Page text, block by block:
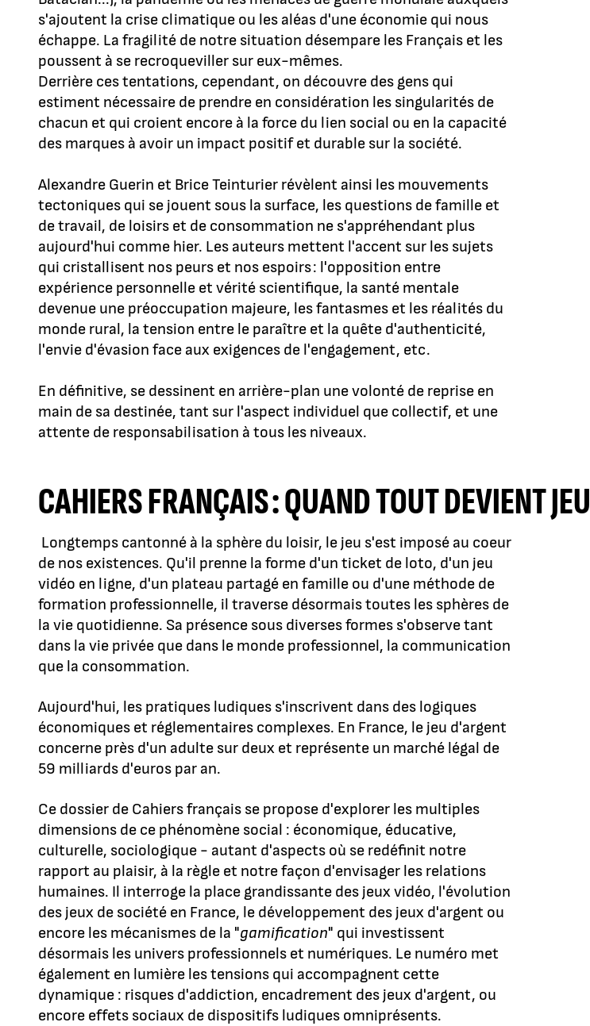
s'ajoutent la crise climatique ou les aléas d'une économie qui nous
échappe. La fragilité de notre situation désempare les Français et les
poussent à se recroqueviller sur eux-mêmes.
Derrière ces tentations, cependant, on découvre des gens qui
estiment nécessaire de prendre en considération les singularités de
chacun et qui croient encore à la force du lien social ou en la capacité
des marques à avoir un impact positif et durable sur la société.
Alexandre Guerin et Brice Teinturier révèlent ainsi les mouvements
tectoniques qui se jouent sous la surface, les questions de famille et
de travail, de loisirs et de consommation ne s'appréhendant plus
aujourd'hui comme hier. Les auteurs mettent l'accent sur les sujets
qui cristallisent nos peurs et nos espoirs : l'opposition entre
expérience personnelle et vérité scientifique, la santé mentale
devenue une préoccupation majeure, les fantasmes et les réalités du
monde rural, la tension entre le paraître et la quête d'authenticité,
l'envie d'évasion face aux exigences de l'engagement, etc.
En définitive, se dessinent en arrière-plan une volonté de reprise en
main de sa destinée, tant sur l'aspect individuel que collectif, et une
attente de responsabilisation à tous les niveaux.
CAHIERS FRANÇAIS : QUAND TOUT DEVIENT JEU
Longtemps cantonné à la sphère du loisir, le jeu s'est imposé au coeur
de nos existences. Qu'il prenne la forme d'un ticket de loto, d'un jeu
vidéo en ligne, d'un plateau partagé en famille ou d'une méthode de
formation professionnelle, il traverse désormais toutes les sphères de
la vie quotidienne. Sa présence sous diverses formes s'observe tant
dans la vie privée que dans le monde professionnel, la communication
que la consommation.
Aujourd'hui, les pratiques ludiques s'inscrivent dans des logiques
économiques et réglementaires complexes. En France, le jeu d'argent
concerne près d'un adulte sur deux et représente un marché légal de
59 milliards d'euros par an.
Ce dossier de Cahiers français se propose d'explorer les multiples
dimensions de ce phénomène social : économique, éducative,
culturelle, sociologique - autant d'aspects où se redéfinit notre
rapport au plaisir, à la règle et notre façon d'envisager les relations
humaines. Il interroge la place grandissante des jeux vidéo, l'évolution
des jeux de société en France, le développement des jeux d'argent ou
encore les mécanismes de la "gamification" qui investissent
désormais les univers professionnels et numériques. Le numéro met
également en lumière les tensions qui accompagnent cette
dynamique : risques d'addiction, encadrement des jeux d'argent, ou
encore effets sociaux de dispositifs ludiques omniprésents.